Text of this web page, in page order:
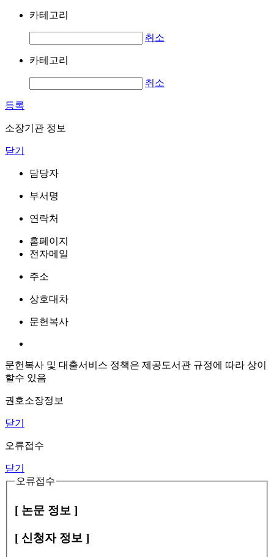
카테고리
취소
카테고리
취소
등록
소장기관 정보
닫기
담당자
부서명
연락처
홈페이지
전자메일
주소
상호대차
문헌복사
문헌복사 및 대출서비스 정책은 제공도서관 규정에 따라 상이
할수 있음
권호소장정보
닫기
오류접수
닫기
오류접수
[ 논문 정보 ]
[ 신청자 정보 ]